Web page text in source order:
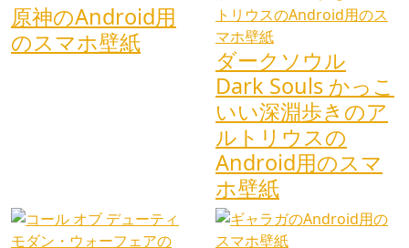
原神のAndroid用
のスマホ壁紙
ダークソウル
Dark Souls かっこ
いい深淵歩きのア
ルトリウスの
Android用のスマ
ホ壁紙